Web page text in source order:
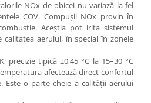
NOx de obicei nu variază la fel
COV. Compușii NOx provin în
Aceștia pot irita sistemul
aerului, în special în zonele
precizie tipică ±0,45 °C la 15–30 °C
afectează direct confortul
Este o parte cheie a calității aerului